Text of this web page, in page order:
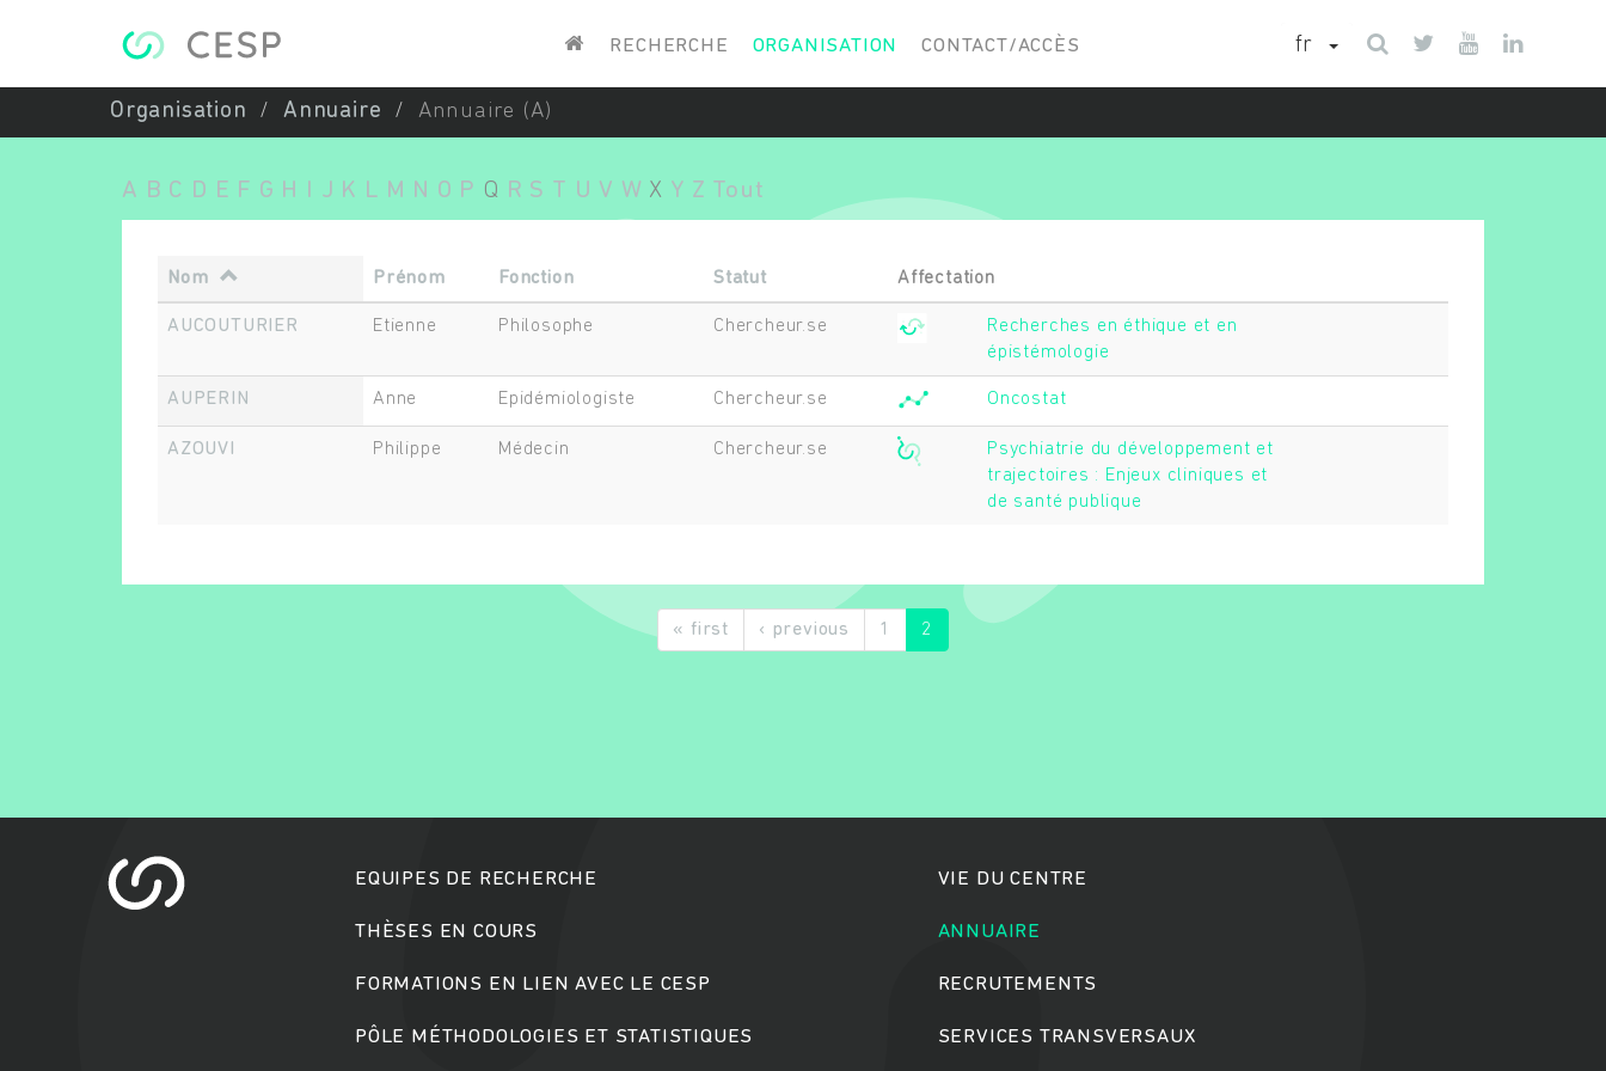
RECHERCHE ORGANISATION CONTACT/ACCÈS fr
Organisation Annuaire Annuaire (A)
A B C D E F G H J K L M N O P Q R S T U V W X Y Z Tout
Nom Prénom Fonction Statut Affectation
AUCOUTURIER Etienne Philosophe Chercheur.se
Recherches en éthique et en
épistémologie
AUPERIN Anne Epidémiologiste Chercheur.se Oncostat
AZOUVI Philippe Médecin Chercheur.se
Psychiatrie du développement et
trajectoires : Enjeux cliniques et
de santé publique
« first ‹ previous 1 2
EQUIPES DE RECHERCHE
THÈSES EN COURS
FORMATIONS EN LIEN AVEC LE CESP
PÔLE MÉTHODOLOGIES ET STATISTIQUES
VIE DU CENTRE
ANNUAIRE
RECRUTEMENTS
SERVICES TRANSVERSAUX